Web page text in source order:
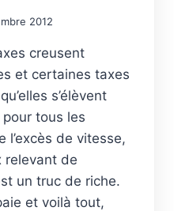
2012
creusent
et certaines taxes
s’élèvent
tous les
l’excès de vitesse,
relevant de
un truc de riche.
et voilà tout,